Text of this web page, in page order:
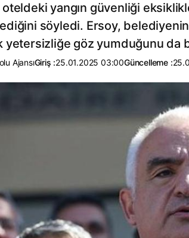
oteldeki yangın güvenliği
söyledi. Ersoy,
yetersizliğe göz yumduğunu da
AjansıGiriş :25.01.2025 03:00Güncelleme :